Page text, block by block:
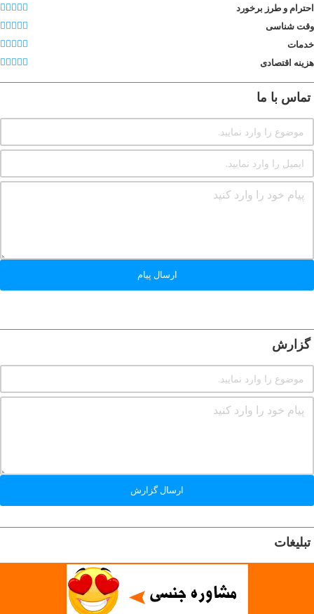
احترام و طرز برخورد
وقت شناسی
خدمات
هزینه اقتصادی
تماس با ما
ارسال پیام
گزارش
ارسال گزارش
تبلیغات